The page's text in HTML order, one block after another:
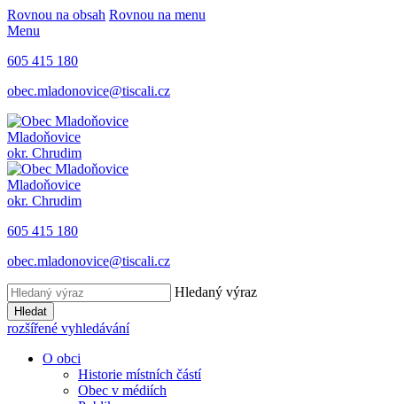
Rovnou na obsah Rovnou na menu
Menu
605 415 180
obec.mladonovice@tiscali.cz
Mladoňovice
okr. Chrudim
Mladoňovice
okr. Chrudim
605 415 180
obec.mladonovice@tiscali.cz
Hledaný výraz
Hledat
rozšířené vyhledávání
O obci
Historie místních částí
Obec v médiích